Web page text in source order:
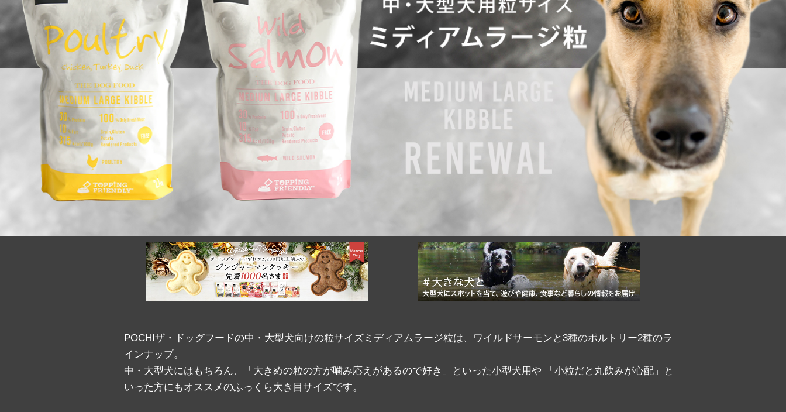
イト
POCHIザ・ドッグフードの中・大型犬向けの粒サイズミディアムラージ粒は、ワイルドサーモンと3種のポルトリー2種のラ
インナップ。
中・大型犬にはもちろん、「大きめの粒の方が噛み応えがあるので好き」といった小型犬用や 「小粒だと丸飲みが心配」と
いった方にもオススメのふっくら大き目サイズです。